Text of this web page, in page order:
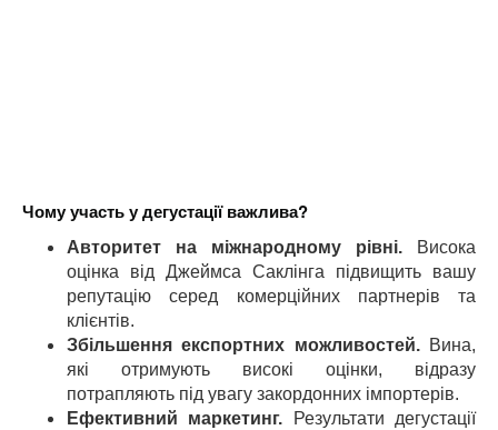
Чому участь у дегустації важлива?
Авторитет на міжнародному рівні. Висока
оцінка від Джеймса Саклінга підвищить вашу
репутацію серед комерційних партнерів та
клієнтів.
Збільшення експортних можливостей.Вина,
які отримують високі оцінки, відразу
потрапляють під увагу закордонних імпортерів.
Ефективний маркетинг. Результати дегустації